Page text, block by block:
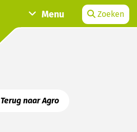
Menu Zoeken
Terug naar Agro